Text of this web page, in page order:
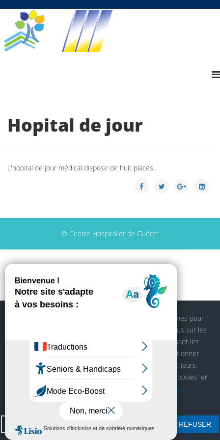
Hopital de jour
L'hopital de jour médical dispose de huit places.
Notre site Centre Hôspitalier de Guéret utilise des cookies pour
réaliser des statistiques de visites, partager des contenus sur les
réseaux sociaux et améliorer votre expérience. En refusant les
cookies, certains services seront amenés à ne pas fonctionner
correctement. Nous conservons votre choix pendant 30 jours.
Vous pouvez changer d'avis en cliquant sur le bouton 'Cookies' en
bas à gauche de chaque page de notre site.En savoir plus
PARAMETRAGE TOUT ACCEPTER TOUT REFUSER
© Centre Hospitalier de Guéret